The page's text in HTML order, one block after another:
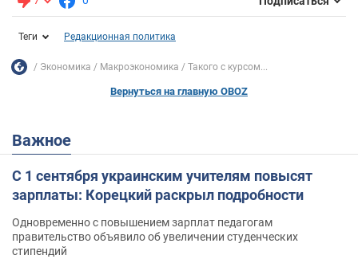
Теги Редакционная политика
Экономика Mакроэкономика Такого с курсом...
Вернуться на главную OBOZ
Важное
С 1 сентября украинским учителям повысят
зарплаты: Корецкий раскрыл подробности
Одновременно с повышением зарплат педагогам
правительство объявило об увеличении студенческих
стипендий